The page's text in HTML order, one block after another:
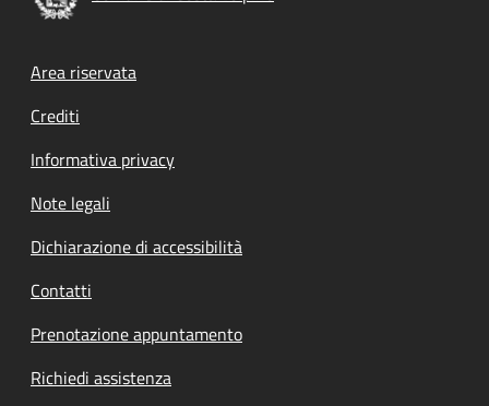
Footer menu
Area riservata
Crediti
Informativa privacy
Note legali
Dichiarazione di accessibilità
Contatti
Prenotazione appuntamento
Richiedi assistenza